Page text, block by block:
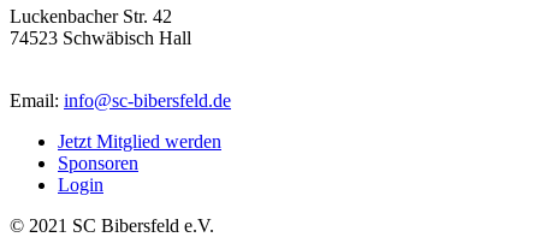
Luckenbacher Str. 42
74523 Schwäbisch Hall
Email: info@sc-bibersfeld.de
Jetzt Mitglied werden
Sponsoren
Login
© 2021 SC Bibersfeld e.V.